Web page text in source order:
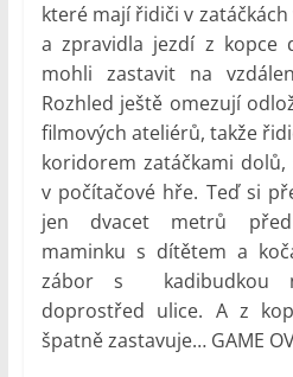
které mají řidiči v
a zpravidla jezdí z kopce
mohli zastavit na
Rozhled ještě omezují
filmových ateliérů, takže
koridorem zatáčkami
v počítačové hře. Teď si
jen dvacet metrů
maminku s dítětem a
zábor s kadibudkou
doprostřed ulice. A z
špatně zastavuje… GAME